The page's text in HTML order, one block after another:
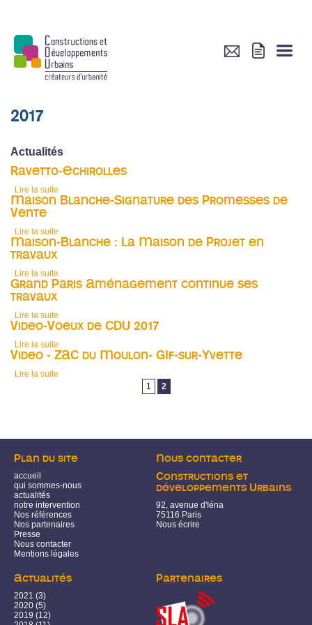
2017
Actualités
Ravetto-Echirolles
Lire la suite
Maison Blanche-Signature des Promesses de
Vente
Lire la suite
Maison-Blanche : La Maison de Projet en
travaux
Lire la suite
Grand Paris Aménagement continue ses
travaux
Lire la suite
Video-Voeux de CDU 2017
Lire la suite
Video - ZAC du Moulon- GIf-sur-Yvette
Lire la suite
1 2
Plan du site
accueil
qui sommes-nous
actualités
notre intervention
Nos références
Nos partenaires
Presse
Nous contacter
Mentions légales
Nous contacter
Constructions et
développements Urbains
92, avenue d'Iéna
75116 Paris
Nous écrire
Actualités
2021 (3)
2020 (5)
2019 (12)
Partenaires